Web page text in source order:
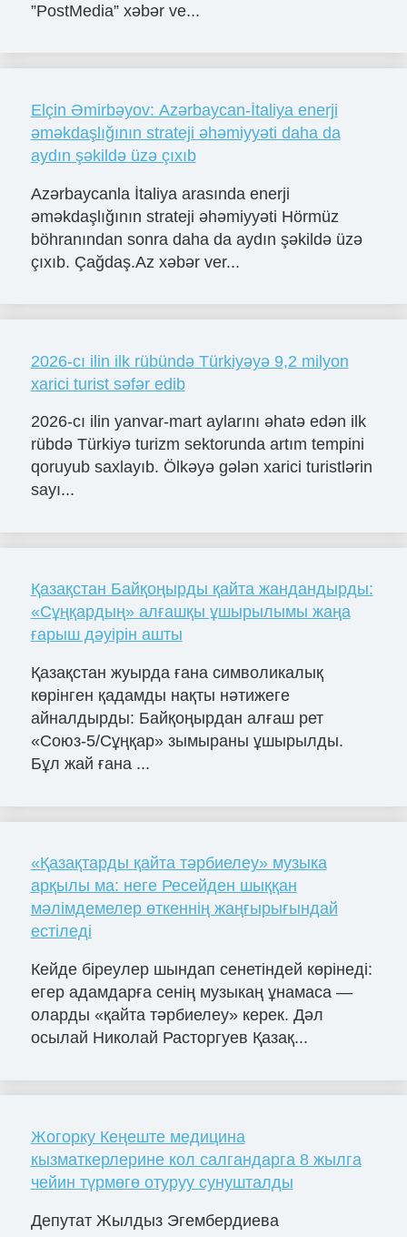
”PostMedia” xəbər ve...
Elçin Əmirbəyov: Azərbaycan-İtaliya enerji
əməkdaşlığının strateji əhəmiyyəti daha da
aydın şəkildə üzə çıxıb
Azərbaycanla İtaliya arasında enerji
əməkdaşlığının strateji əhəmiyyəti Hörmüz
böhranından sonra daha da aydın şəkildə üzə
çıxıb. Çağdaş.Az xəbər ver...
2026-cı ilin ilk rübündə Türkiyəyə 9,2 milyon
xarici turist səfər edib
2026-cı ilin yanvar-mart aylarını əhatə edən ilk
rübdə Türkiyə turizm sektorunda artım tempini
qoruyub saxlayıb. Ölkəyə gələn xarici turistlərin
sayı...
Қазақстан Байқоңырды қайта жандандырды:
«Сұңқардың» алғашқы ұшырылымы жаңа
ғарыш дәуірін ашты
Қазақстан жуырда ғана символикалық
көрінген қадамды нақты нәтижеге
айналдырды: Байқоңырдан алғаш рет
«Союз-5/Сұңқар» зымыраны ұшырылды.
Бұл жай ғана ...
«Қазақтарды қайта тәрбиелеу» музыка
арқылы ма: неге Ресейден шыққан
мәлімдемелер өткеннің жаңғырығындай
естіледі
Кейде біреулер шындап сенетіндей көрінеді:
егер адамдарға сенің музыкаң ұнамаса —
оларды «қайта тәрбиелеу» керек. Дәл
осылай Николай Расторгуев Қазақ...
Жогорку Кеңеште медицина
кызматкерлерине кол салгандарга 8 жылга
чейин түрмөгө отуруу сунушталды
Депутат Жылдыз Эгембердиева